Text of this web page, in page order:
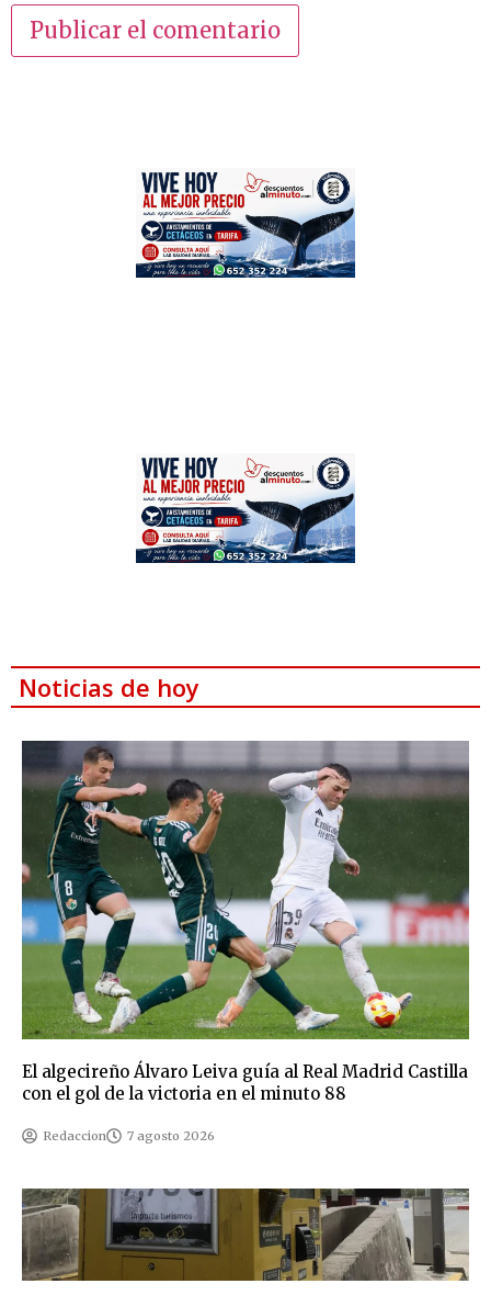
Noticias de hoy
El algecireño Álvaro Leiva guía al Real Madrid Castilla
con el gol de la victoria en el minuto 88
Redaccion 7 agosto 2026